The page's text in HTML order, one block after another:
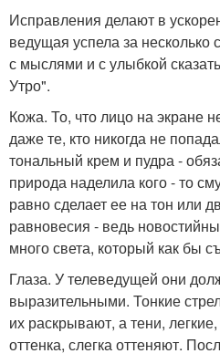
Исправления делают в
ведущая успела за несколько
с мыслями и с улыбкой
Утро".
Кожа. То, что лицо на экране
даже те, кто никогда не
тональный крем и пудра -
природа наделила кого - то
равно сделает ее на тон или
равновесия - ведь
много света, который как бы
Глаза. У телеведущей они
выразительными. Тонкие
их раскрывают, а тени,
оттенка, слегка оттеняют.